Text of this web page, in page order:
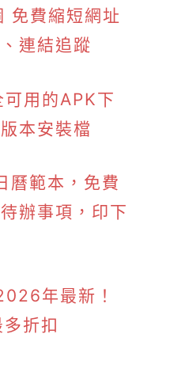
免費縮短網址
連結追蹤
用的APK下
本安裝檔
範本，免費
辦事項，印下
年最新！
折扣